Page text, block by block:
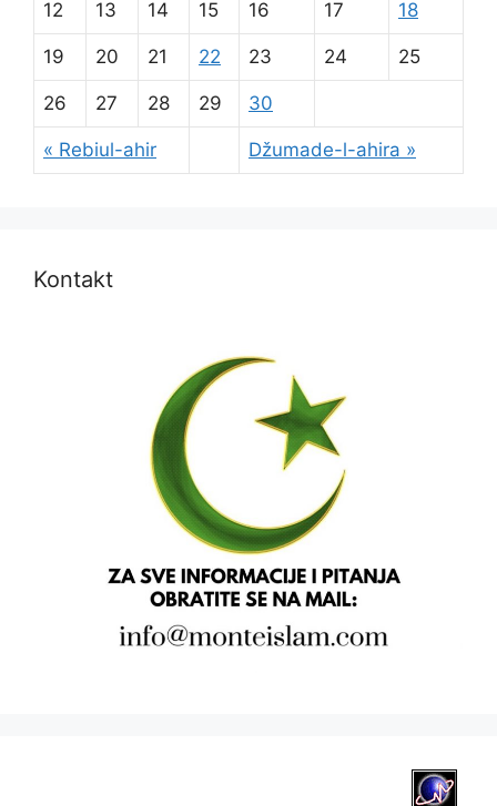
« Rebiul-ahir Džumade-l-ahira »
12 13 14 15 16 17 18
19 20 21 22 23 24 25
26 27 28 29 30
Kontakt